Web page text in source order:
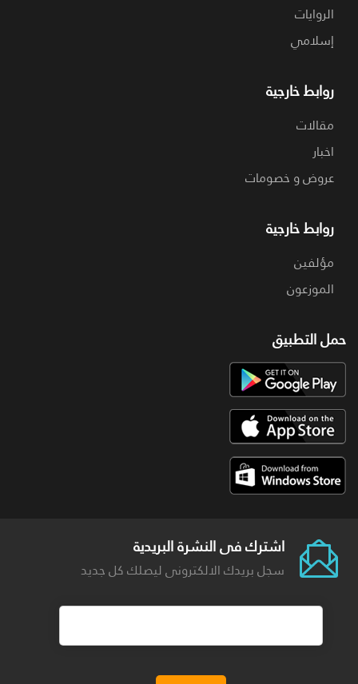
الروايات
إسلامي
روابط خارجية
مقالات
اخبار
عروض و خصومات
روابط خارجية
مؤلفين
الموزعون
حمل التطبيق
اشترك فى النشرة البريدية
سجل بريدك الالكترونى ليصلك كل جديد